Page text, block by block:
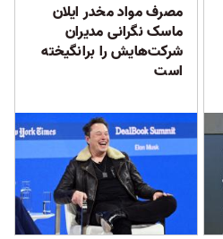
مصرف مواد مخدر ایلان
ماسک نگرانی مدیران
شرکت‌هایش را برانگیخته
است